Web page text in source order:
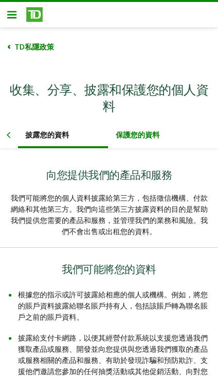
略過進入主要內容
開放式房屋貸款
TD私隱政策
收集、分享、披露和保護您的個人資
料
披露您的資料 保護您的資料
向您提供我們的產品和服務
我們可能將您的個人資料披露給第三方，包括徵信機構、付款
網絡和其他第三方。我們向這些第三方披露資料的目的是幫助
我們提供您需要的產品和服務，並管理我們的業務和風險。我
們不會出售或出租您的資料。
我們可能將您的資料
根據您的指示或許可披露給相應的個人或機構。例如，將您
的賬戶資料披露給聯名賬戶持有人，包括該賬戶轉為聯名賬
戶之前的賬戶資料。
披露給支付卡網路，以便其經營付款系統以支援您透過我們
獲取產品或服務、開發並向您提供與您透過我們獲取的產品
或服務相關的產品和服務、有助於發現詐騙和預防欺詐、支
援他們邀請您參加的任何抽獎活動或其他促銷活動、向對您